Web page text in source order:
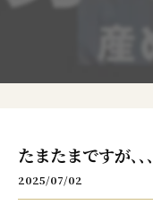
たまたまですが､､､
2025/07/02